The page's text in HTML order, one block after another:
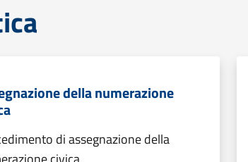
della numerazione
di assegnazione della